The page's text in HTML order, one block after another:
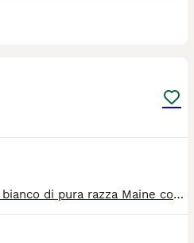
Cedesi bellissimo cucciolo bianco di pura razza Maine coon di 2 mesi, ha un carattere dolcissimo e piace tanto essere coccolato, disponibile da subito, Genitori sono entrambi della mia proprietà, Il cucciolo e già socializzati, abituati all'uso della lettiera, e alla presenza di bambini. Verra ceduto con primo vaccino completo, 2sveminazione, controllo sanitario e libretto sanitario, esame feci negative, e kit cucciolo. Info whatsapp: 3333803228